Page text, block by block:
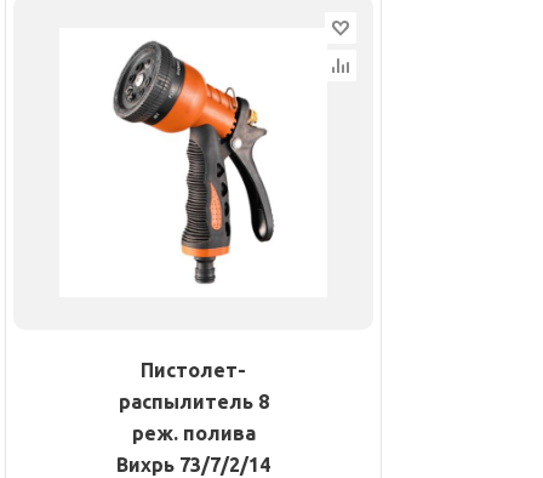
Пистолет-
распылитель 8
реж. полива
Вихрь 73/7/2/14